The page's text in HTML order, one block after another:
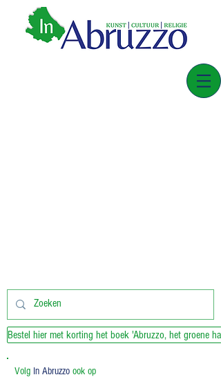
Bestel hier met korting het boek 'Abruzzo, het groene
Volg In Abruzzo ook op